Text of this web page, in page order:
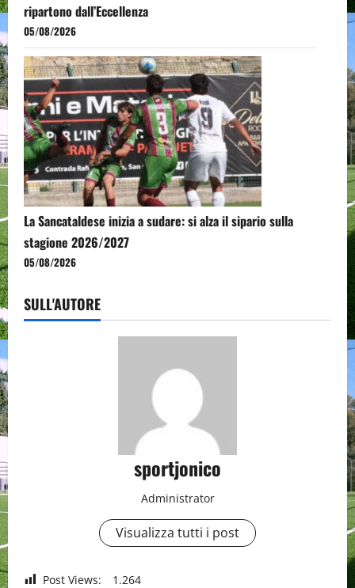
ripartono dall’Eccellenza
05/08/2026
La Sancataldese inizia a sudare: si alza il sipario sulla
stagione 2026/2027
05/08/2026
SULL'AUTORE
sportjonico
Administrator
Visualizza tutti i post
Post Views: 1.264